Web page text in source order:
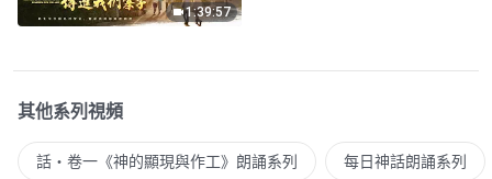
1:39:57
其他系列視頻
話・卷一《神的顯現與作工》朗誦系列 每日神話朗誦系列